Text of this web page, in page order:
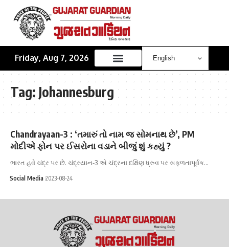
Friday, Aug 7, 2026
Tag: Johannesburg
Chandrayaan-3 : ‘તમારું તો નામ જ સોમનાથ છે’, PM
મોદીએ ફોન પર ઈસરોના વડાને બીજું શું કહ્યું ?
ભારત હવે ચંદ્ર પર છે. ચંદ્રયાન-3 એ ચંદ્રના દક્ષિણ ધ્રુવ પર સફળતાપૂર્વક…
Social Media 2023-08-24